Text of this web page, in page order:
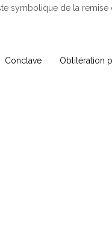
symbolique de la remise
Conclave Oblitération